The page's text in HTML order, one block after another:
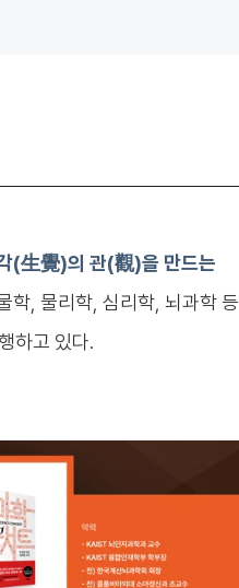
(生覺)의 관(觀)을 만드는
학, 물리학, 심리학, 뇌과학 등
하고 있다.